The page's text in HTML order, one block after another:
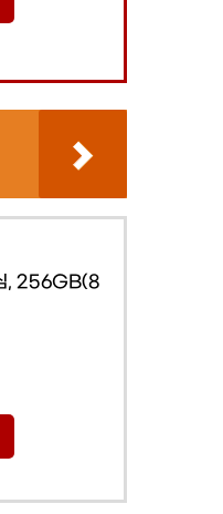
, 256GB(8